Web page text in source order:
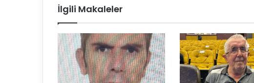
İlgili Makaleler